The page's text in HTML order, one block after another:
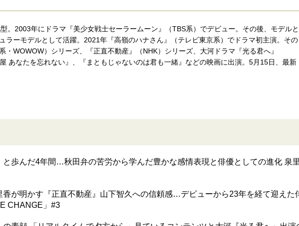
。2003年にドラマ『美少女戦士セーラームーン』（TBS系）でデビュー。その後、モデルと
ラーモデルとして活躍。2021年『高嶺のハナさん』（テレビ東京系）でドラマ初主演。その
・WOWOW）シリーズ、『正直不動産』（NHK）シリーズ、大河ドラマ『光る君へ』
あなたを忘れない』、『まともじゃないのは君も一緒』などの映画に出演。5月15日、最新
と歩んだ4年間…秋田弁の苦労から学んだ豊かな感情表現と俳優としての進化 泉
香が明かす『正直不動産』山下智久への信頼感…デビューから23年を経て迎えた
CHANGE」#3